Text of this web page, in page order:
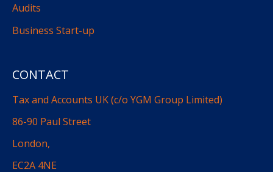
CONTACT
Tax and Accounts UK (c/o YGM Group Limited)
86-90 Paul Street
London,
EC2A 4NE
Audits
Business Start-up